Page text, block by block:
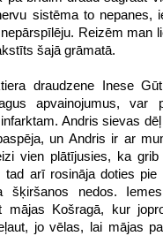
sistēma to nepanes,
Reizēm man
šajā grāmatā.
draudzene Inese
apvainojumus, var
Andris sievas
un Andris ir ar
vien plātījusies, ka
tad arī rosināja doties pie
šķiršanos nedos.
Košragā, kur
jo vēlas, lai mājas